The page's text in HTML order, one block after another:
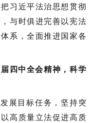
习近平法治思想贯彻
与时俱进完善以宪法
系，全面推进国家各
四中全会精神，科学
展目标任务，坚持突
高质量立法促进高质